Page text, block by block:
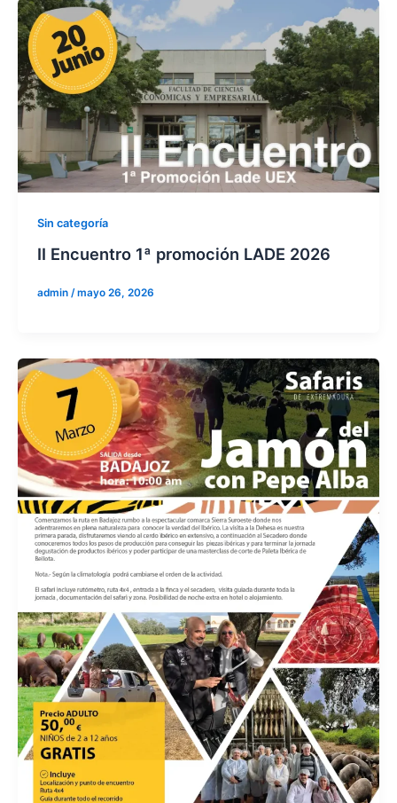
Sin categoría
II Encuentro 1ª promoción LADE 2026
admin /mayo 26, 2026